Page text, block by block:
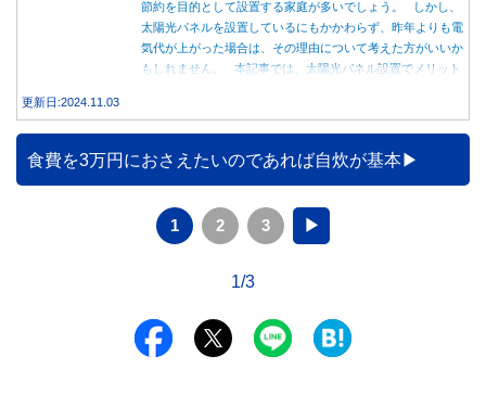
節約を目的として設置する家庭が多いでしょう。 しかし、
太陽光パネルを設置しているにもかかわらず、昨年よりも電
気代が上がった場合は、その理由について考えた方がいいか
もしれません。 本記事では、太陽光パネル設置でメリット
更新日:2024.11.03
食費を3万円におさえたいのであれば自炊が基本
1 2 3 ▶
1/3